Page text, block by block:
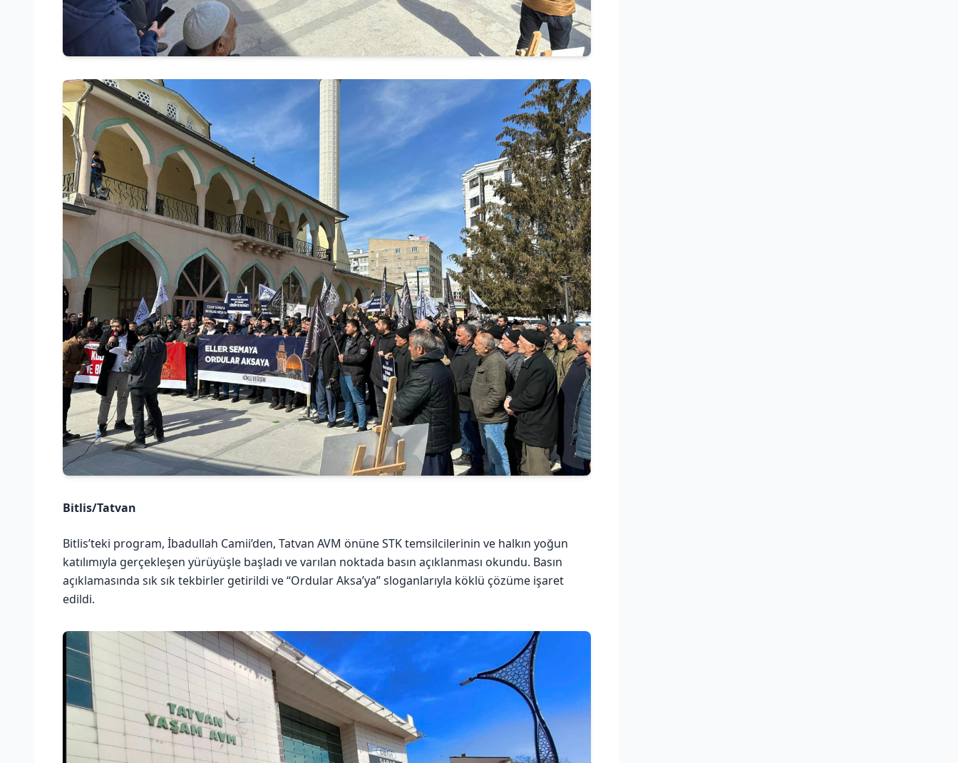
Bitlis/Tatvan
Bitlis’teki program, İbadullah Camii’den, Tatvan AVM önüne STK temsilcilerinin ve halkın yoğun
katılımıyla gerçekleşen yürüyüşle başladı ve varılan noktada basın açıklanması okundu. Basın
açıklamasında sık sık tekbirler getirildi ve “Ordular Aksa’ya” sloganlarıyla köklü çözüme işaret
edildi.